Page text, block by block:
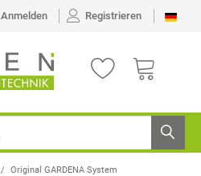
Anmelden Registrieren
Original GARDENA System